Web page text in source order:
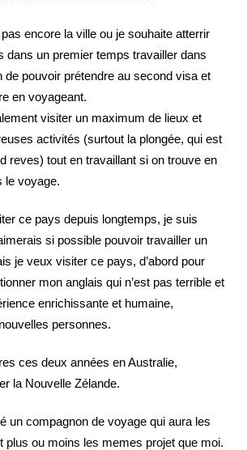
encore la ville ou je souhaite atterrir
dans un premier temps travailler dans
de pouvoir prétendre au second visa et
en voyageant.
visiter un maximum de lieux et
activités (surtout la plongée, qui est
reves) tout en travaillant si on trouve en
le voyage.
ce pays depuis longtemps, je suis
si possible pouvoir travailler un
je veux visiter ce pays, d’abord pour
mon anglais qui n’est pas terrible et
enrichissante et humaine,
personnes.
ces deux années en Australie,
la Nouvelle Zélande.
un compagnon de voyage qui aura les
plus ou moins les memes projet que moi.